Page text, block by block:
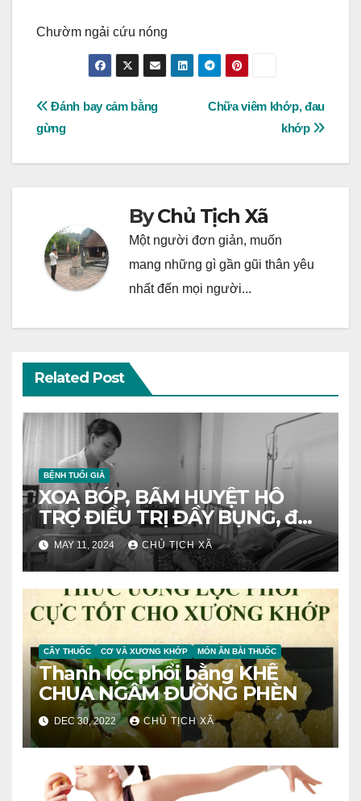
Chườm ngải cứu nóng
Post
navigation
Chữa viêm khớp, đau
khớp
Đánh bay cảm bằng
gừng
ByChủ Tịch Xã
Một người đơn giản, muốn
mang những gì gần gũi thân yêu
nhất đến mọi người...
Related Post
BỆNH TUỔI GIÀ
XOA BÓP, BẤM HUYỆT HỖ
TRỢ ĐIỀU TRỊ ĐẦY BỤNG, đầy
hơiMAY 11, 2024 CHỦ TỊCH XÃ
CÂY THUỐC CƠ VÀ XƯƠNG KHỚP MÓN ĂN BÀI THUỐC
Thanh lọc phổi bằng KHẾ
CHUA NGÂM ĐƯỜNG PHÈN
DEC 30, 2022 CHỦ TỊCH XÃ